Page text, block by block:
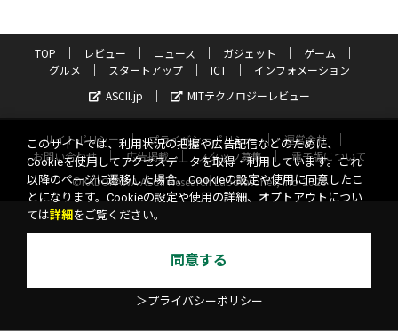
TOP レビュー ニュース ガジェット
ゲーム
グルメ
スタートアップ ICT
インフォメーション
ASCII.jp
MITテクノロジーレビュー
サイトポリシー プライバシーポリシー
運営会社
お問い合わせ
広告掲載 スタッフ募集
電子版について
©KADOKAWA ASCII Research Laboratories, Inc. 2026
このサイトでは、利用状況の把握や広告配信などのために、
Cookieを使用してアクセスデータを取得・利用しています。これ
以降のページに遷移した場合、Cookieの設定や使用に同意したこ
とになります。Cookieの設定や使用の詳細、オプトアウトについ
ては詳細 をご覧ください。
同意する
＞プライバシーポリシー